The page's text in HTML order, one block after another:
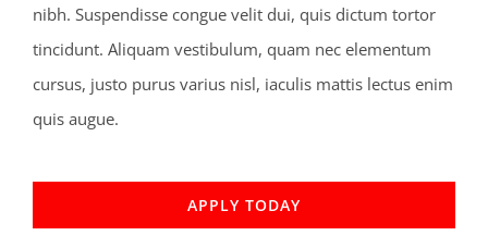
nibh. Suspendisse congue velit dui, quis dictum tortor
tincidunt. Aliquam vestibulum, quam nec elementum
cursus, justo purus varius nisl, iaculis mattis lectus enim
quis augue.
APPLY TODAY